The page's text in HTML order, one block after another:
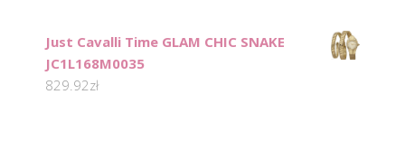
Just Cavalli Time GLAM CHIC SNAKE
JC1L168M0035
829.92zł